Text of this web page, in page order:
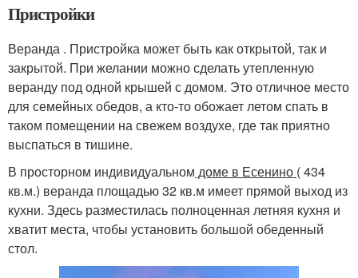
Пристройки
Веранда . Пристройка может быть как открытой, так и
закрытой. При желании можно сделать утепленную
веранду под одной крышей с домом. Это отличное место
для семейных обедов, а кто-то обожает летом спать в
таком помещении на свежем воздухе, где так приятно
выспаться в тишине.
В просторном индивидуальном доме в Есенино ( 434
кв.м.) веранда площадью 32 кв.м имеет прямой выход из
кухни. Здесь разместилась полноценная летняя кухня и
хватит места, чтобы установить большой обеденный
стол.